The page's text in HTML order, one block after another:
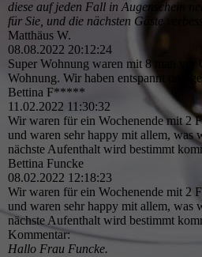
diese auf jeden Fall in Augenschein
für Sie, und die nächsten Gäste
Matthäus W.
08.08.2022 20:12:24
Super Wohnung waren mit 8 man vor
Wohnung. Wir haben entspannt und
Bettina F*****
11.02.2022 11:30:32
Wir waren für ein Wochenende mit 2
und waren sehr happy mit allem, was
nächste Aufenthalt wird bestimmt
Bettina Funcke
08.02.2022 12:18:23
Wir waren für ein Wochenende mit 2
und waren sehr happy mit allem, was
nächste Aufenthalt wird bestimmt
Kommentar:
Hallo Frau Funcke.